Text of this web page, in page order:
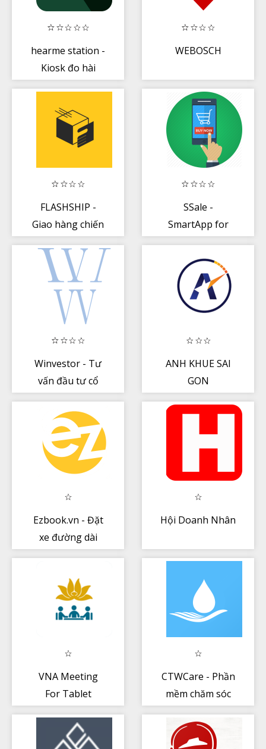
hearme station -
Kiosk đo hài
WEBOSCH
FLASHSHIP -
Giao hàng chiến
SSale -
SmartApp for
system
Winvestor - Tư
vấn đầu tư cổ
ANH KHUE SAI
GON
Ezbook.vn - Đặt
xe đường dài
Hội Doanh Nhân
VNA Meeting
For Tablet
CTWCare - Phần
mềm chăm sóc